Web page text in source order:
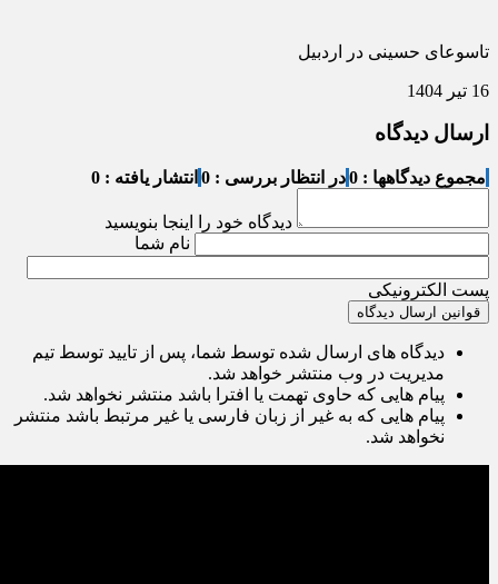
تاسوعای حسینی در اردبیل
16 تیر 1404
ارسال دیدگاه
مجموع دیدگاهها : 0 در انتظار بررسی : 0 انتشار یافته : 0
دیدگاه خود را اینجا بنویسید
نام شما
پست الکترونیکی
قوانین ارسال دیدگاه
دیدگاه های ارسال شده توسط شما، پس از تایید توسط تیم
مدیریت در وب منتشر خواهد شد.
پیام هایی که حاوی تهمت یا افترا باشد منتشر نخواهد شد.
پیام هایی که به غیر از زبان فارسی یا غیر مرتبط باشد منتشر
نخواهد شد.